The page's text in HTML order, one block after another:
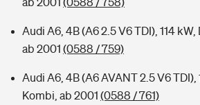
Audi A6, 4B (A6 2.5 V6 TDI), 114
ab 2001 (0588 / 759)
Audi A6, 4B (A6 AVANT 2.5 V6 TDI),
Kombi, ab 2001 (0588 / 761)